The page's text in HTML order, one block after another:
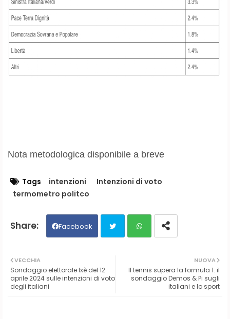
Nota metodologica disponibile a breve
Tags intenzioni
Intenzioni di voto
termometro politco
Facebook
ats
NUOVA
Il tennis supera la formula 1: il
sondaggio Demos & Pi sugli
italiani e lo sport
VECCHIA
Sondaggio elettorale Ixè del 12
aprile 2024 sulle intenzioni di voto
degli italiani